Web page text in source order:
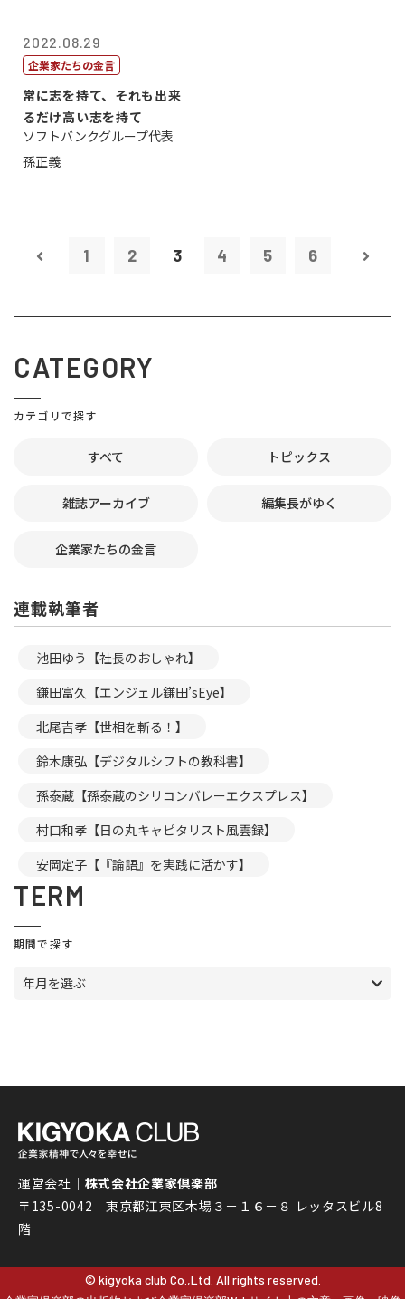
2022.08.29
企業家たちの金言
常に志を持て、それも出来
るだけ高い志を持て
ソフトバンクグループ代表
孫正義
1 2 3 4 5 6
CATEGORY
カテゴリで探す
すべて トピックス
雑誌アーカイブ 編集長がゆく
企業家たちの金言
連載執筆者
池田ゆう【社長のおしゃれ】
鎌田富久【エンジェル鎌田’sEye】
北尾吉孝【世相を斬る！】
鈴木康弘【デジタルシフトの教科書】
孫泰蔵【孫泰蔵のシリコンバレーエクスプレス】
村口和孝【日の丸キャピタリスト風雲録】
安岡定子【『論語』を実践に活かす】
TERM
期間で探す
年月を選ぶ
運営会社｜ 株式会社企業家倶楽部
〒135-0042 東京都江東区木場３－１６－８ レッタスビル8
階
© kigyoka club Co.,Ltd. All rights reserved.